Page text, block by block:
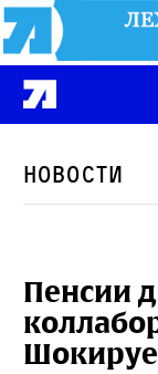
Новости
Пенсии